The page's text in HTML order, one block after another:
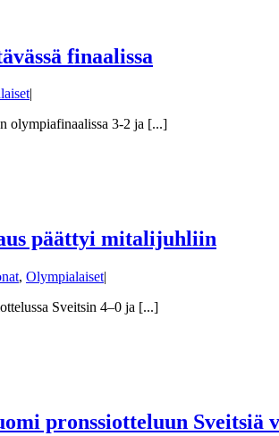
finaalissa
|
olympiafinaalissa 3-2 ja [...]
päättyi mitalijuhliin
, Olympialaiset|
Sveitsin 4–0 ja [...]
pronssiotteluun Sveitsiä